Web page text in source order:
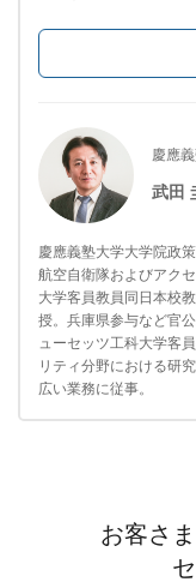
慶應
武田
慶應義塾大学大学院政
航空自衛隊およびアク
大学客員教員同日本校
授。兵庫県参与など官
ューセッツ工科大学客
リティ分野における研
広い業務に従事。
お客さ